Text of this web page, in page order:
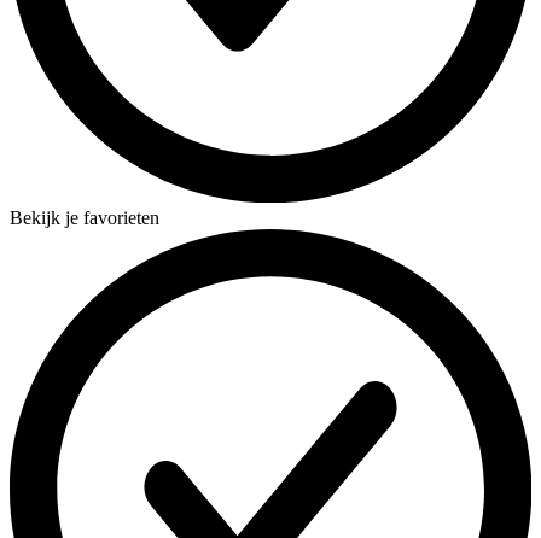
Bekijk je favorieten